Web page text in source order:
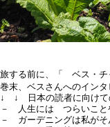
旅する前に、「 ベス・
巻末、ベスさんへのイン
↓ ↓ 日本の読者に向け
－ 人生には つらいこと
－ ガーデニングは私がそ